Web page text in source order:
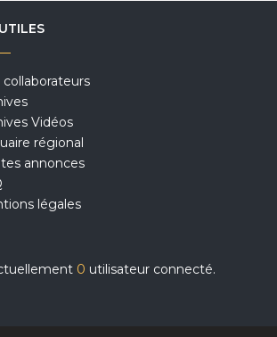
collaborateurs
Vidéos
régional
annonces
légales
0 utilisateur connecté.